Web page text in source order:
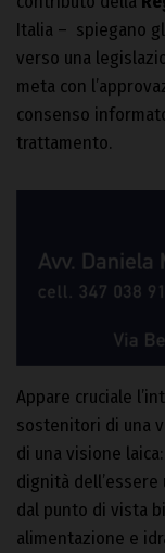
Italia – spiegano
verso una
meta con
consenso
trattamento.
Appare cruciale
sostenitori di una
di una visione
dignità dell’essere
dal punto di vista
alimentazione e